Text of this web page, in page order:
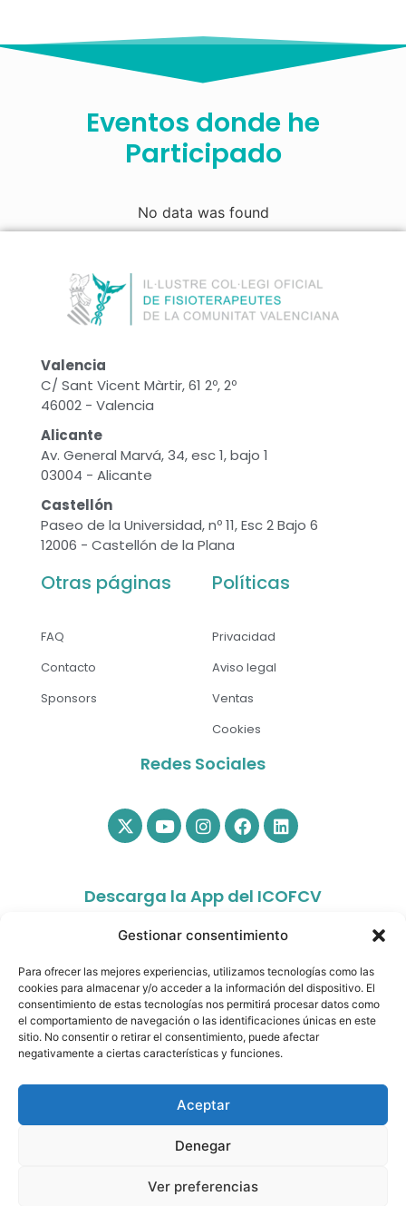
Gestionar consentimiento
Para ofrecer las mejores experiencias, utilizamos tecnologías como las
cookies para almacenar y/o acceder a la información del dispositivo. El
consentimiento de estas tecnologías nos permitirá procesar datos como
el comportamiento de navegación o las identificaciones únicas en este
sitio. No consentir o retirar el consentimiento, puede afectar
negativamente a ciertas características y funciones.
Aceptar
Denegar
Ver preferencias
Eventos donde he
Participado
No data was found
Valencia
C/ Sant Vicent Màrtir, 61 2º, 2º
46002 - Valencia
Alicante
Av. General Marvá, 34, esc 1, bajo 1
03004 - Alicante
Castellón
Paseo de la Universidad, nº 11, Esc 2 Bajo 6
12006 - Castellón de la Plana
Otras páginas
FAQ
Contacto
Sponsors
Políticas
Privacidad
Aviso legal
Ventas
Cookies
Redes Sociales
Descarga la App del ICOFCV
app.colfisiocv.com
© Copyright 2026- Ilustre Colegio Oficial de
Fisioterapeutas de la Comunidad Valenciana. All rights
reserved.